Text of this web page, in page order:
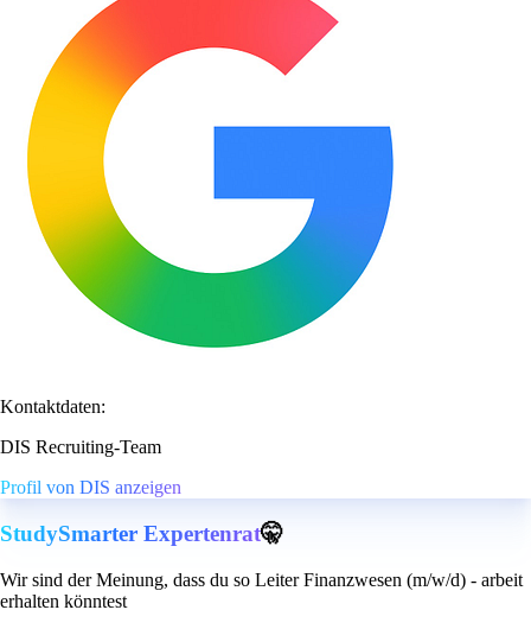
Kontaktdaten:
DIS Recruiting-Team
Profil von DIS anzeigen
StudySmarter Expertenrat🤫
Wir sind der Meinung, dass du so Leiter Finanzwesen (m/w/d) - arbeit
erhalten könntest